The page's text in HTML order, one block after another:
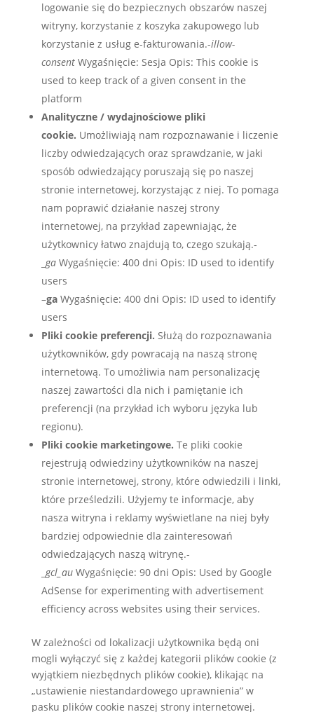
logowanie się do bezpiecznych obszarów naszej
witryny, korzystanie z koszyka zakupowego lub
korzystanie z usług e-fakturowania.-illow-
consentWygaśnięcie: Sesja Opis: This cookie is
used to keep track of a given consent in the
platform
Analityczne / wydajnościowe pliki
cookie. Umożliwiają nam rozpoznawanie i liczenie
liczby odwiedzających oraz sprawdzanie, w jaki
sposób odwiedzający poruszają się po naszej
stronie internetowej, korzystając z niej. To pomaga
nam poprawić działanie naszej strony
internetowej, na przykład zapewniając, że
użytkownicy łatwo znajdują to, czego szukają.-
_gaWygaśnięcie: 400 dni Opis: ID used to identify
users
–gaWygaśnięcie: 400 dni Opis: ID used to identify
users
Pliki cookie preferencji. Służą do rozpoznawania
użytkowników, gdy powracają na naszą stronę
internetową. To umożliwia nam personalizację
naszej zawartości dla nich i pamiętanie ich
preferencji (na przykład ich wyboru języka lub
regionu).
Pliki cookie marketingowe. Te pliki cookie
rejestrują odwiedziny użytkowników na naszej
stronie internetowej, strony, które odwiedzili i linki,
które prześledzili. Użyjemy te informacje, aby
nasza witryna i reklamy wyświetlane na niej były
bardziej odpowiednie dla zainteresowań
odwiedzających naszą witrynę.-
_gcl_auWygaśnięcie: 90 dni Opis: Used by Google
AdSense for experimenting with advertisement
efficiency across websites using their services.
W zależności od lokalizacji użytkownika będą oni
mogli wyłączyć się z każdej kategorii plików cookie (z
wyjątkiem niezbędnych plików cookie), klikając na
„ustawienie niestandardowego uprawnienia” w
pasku plików cookie naszej strony internetowej.